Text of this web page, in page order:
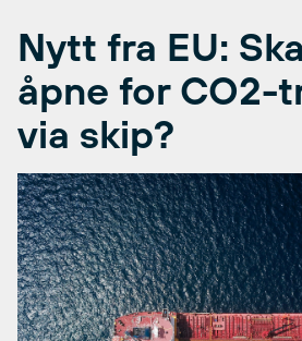
Nytt fra EU:
åpne for CO2-
via skip?